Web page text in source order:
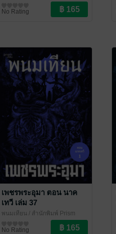
นิยายผจญภัย/บู๊แอกชัน
No Rating
เพชรพระอุมา ตอน นาค
เทวี เล่ม 37
พนมเทียน / สำนักพิมพ์ Prism
นิยายผจญภัย/บู๊แอกชัน
No Rating